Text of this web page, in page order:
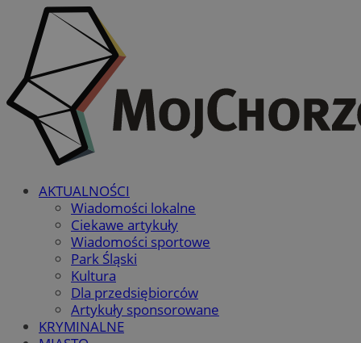
AKTUALNOŚCI
Wiadomości lokalne
Ciekawe artykuły
Wiadomości sportowe
Park Śląski
Kultura
Dla przedsiębiorców
Artykuły sponsorowane
KRYMINALNE